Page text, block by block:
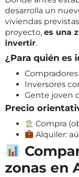
desarrolla un
viviendas
proyecto, es una
invertir.
¿Para quién es
Inversores
Gente joven
Precio
Compra
Alquiler:
zonas en